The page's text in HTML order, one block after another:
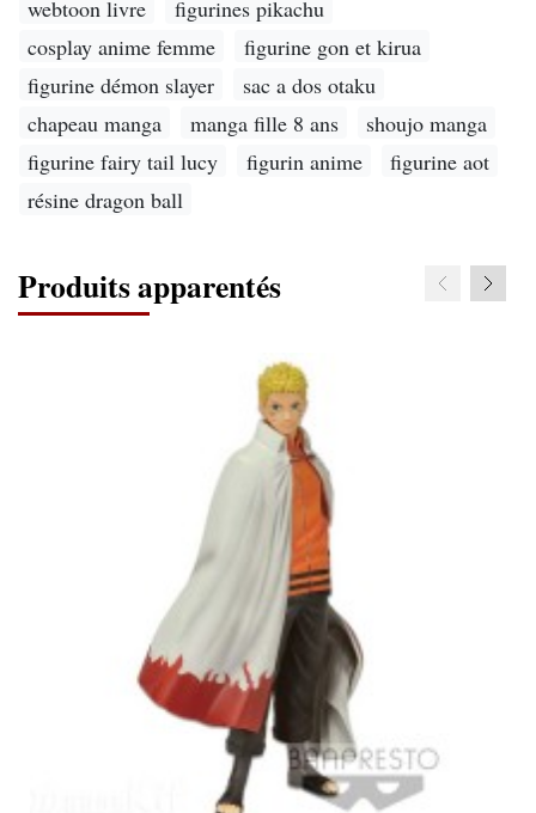
webtoon livre
figurines pikachu
cosplay anime femme
figurine gon et kirua
figurine démon slayer
sac a dos otaku
chapeau manga
manga fille 8 ans
shoujo manga
figurine fairy tail lucy
figurin anime
figurine aot
résine dragon ball
Produits apparentés